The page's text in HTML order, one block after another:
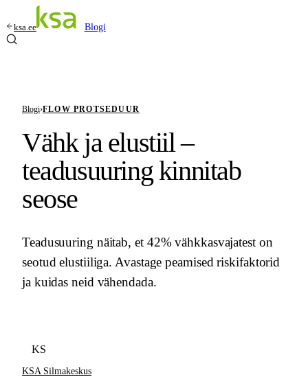
ksa.ee Blogi
Blogi›FLOW PROTSEDUUR
Vähk ja elustiil –
teadusuuring kinnitab
seose
Teadusuuring näitab, et 42% vähkkasvajatest on
seotud elustiiliga. Avastage peamised riskifaktorid
ja kuidas neid vähendada.
KS
KSA Silmakeskus